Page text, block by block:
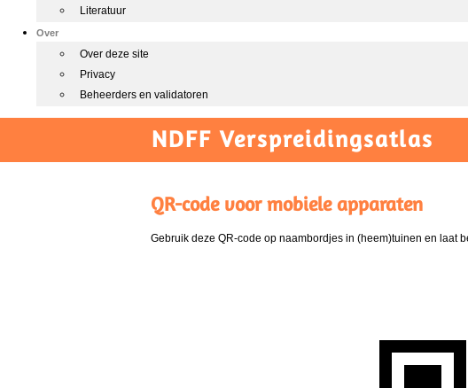
Literatuur
Over
Over deze site
Privacy
Beheerders en validatoren
NDFF Verspreidingsatlas
QR-code voor mobiele apparaten
Gebruik deze QR-code op naambordjes in (heem)tuinen en laat